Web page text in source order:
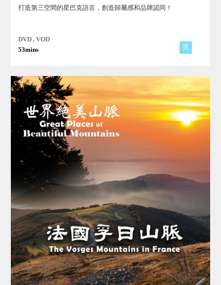
打造第三空間的星巴克語言，創造歸屬感和品牌認同！
DVD , VOD
53mins
英